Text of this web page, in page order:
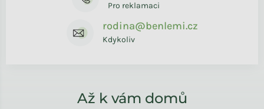
Pro reklamaci
rodina@benlemi.cz
Kdykoliv
Až k vám domů